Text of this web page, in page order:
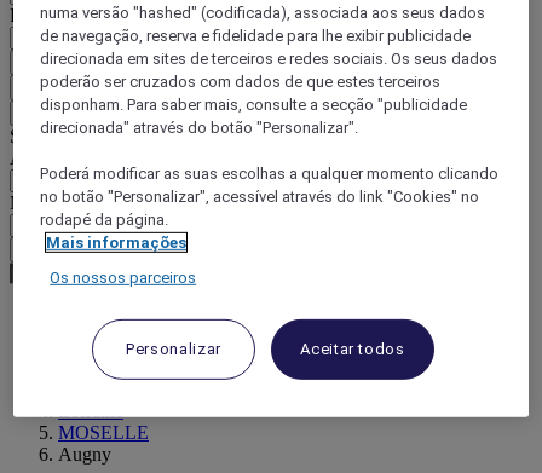
País/região-idioma
Confirmar o meu país e idioma
EUR (€)
Voltar
Selecione a moeda abaixo
Área geográfica
Moeda
Confirmar a moeda
World
Europe
MOSELLE
Augny
numa versão "hashed" (codificada), associada aos seus dados
de navegação, reserva e fidelidade para lhe exibir publicidade
direcionada em sites de terceiros e redes sociais. Os seus dados
poderão ser cruzados com dados de que estes terceiros
disponham. Para saber mais, consulte a secção "publicidade
direcionada" através do botão "Personalizar".
Poderá modificar as suas escolhas a qualquer momento clicando
no botão "Personalizar", acessível através do link "Cookies" no
rodapé da página.
Mais informações
Os nossos parceiros
Personalizar Aceitar todos